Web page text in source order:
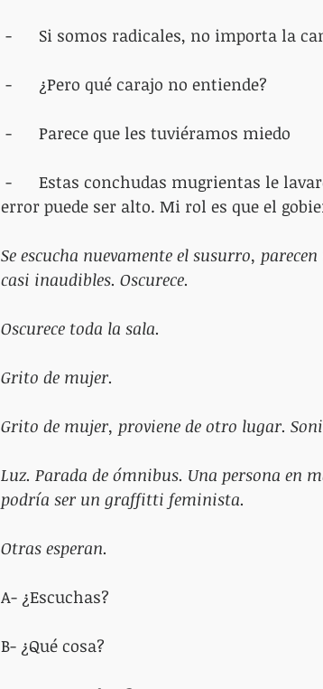
-      Si somos radicales, no importa la
-      ¿Pero qué carajo no entiende?
-      Parece que les tuviéramos miedo
error puede ser alto. Mi rol es que el
Se escucha nuevamente el susurro,
casi inaudibles. Oscurece.
Oscurece toda la sala.
Grito de mujer.
Grito de mujer, proviene de otro lugar.
Luz. Parada de ómnibus. Una persona en
podría ser un graffitti feminista.
Otras esperan.
A- ¿Escuchas?
B- ¿Qué cosa?